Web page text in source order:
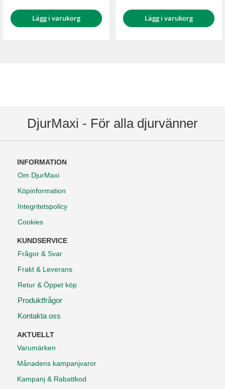
Lägg i varukorg Lägg i varukorg
DjurMaxi - För alla djurvänner
INFORMATION
Om DjurMaxi
Köpinformation
Integritetspolicy
Cookies
KUNDSERVICE
Frågor & Svar
Frakt & Leverans
Retur & Öppet köp
Produktfrågor
Kontakta oss
AKTUELLT
Varumärken
Månadens kampanjvaror
Kampanj & Rabattkod